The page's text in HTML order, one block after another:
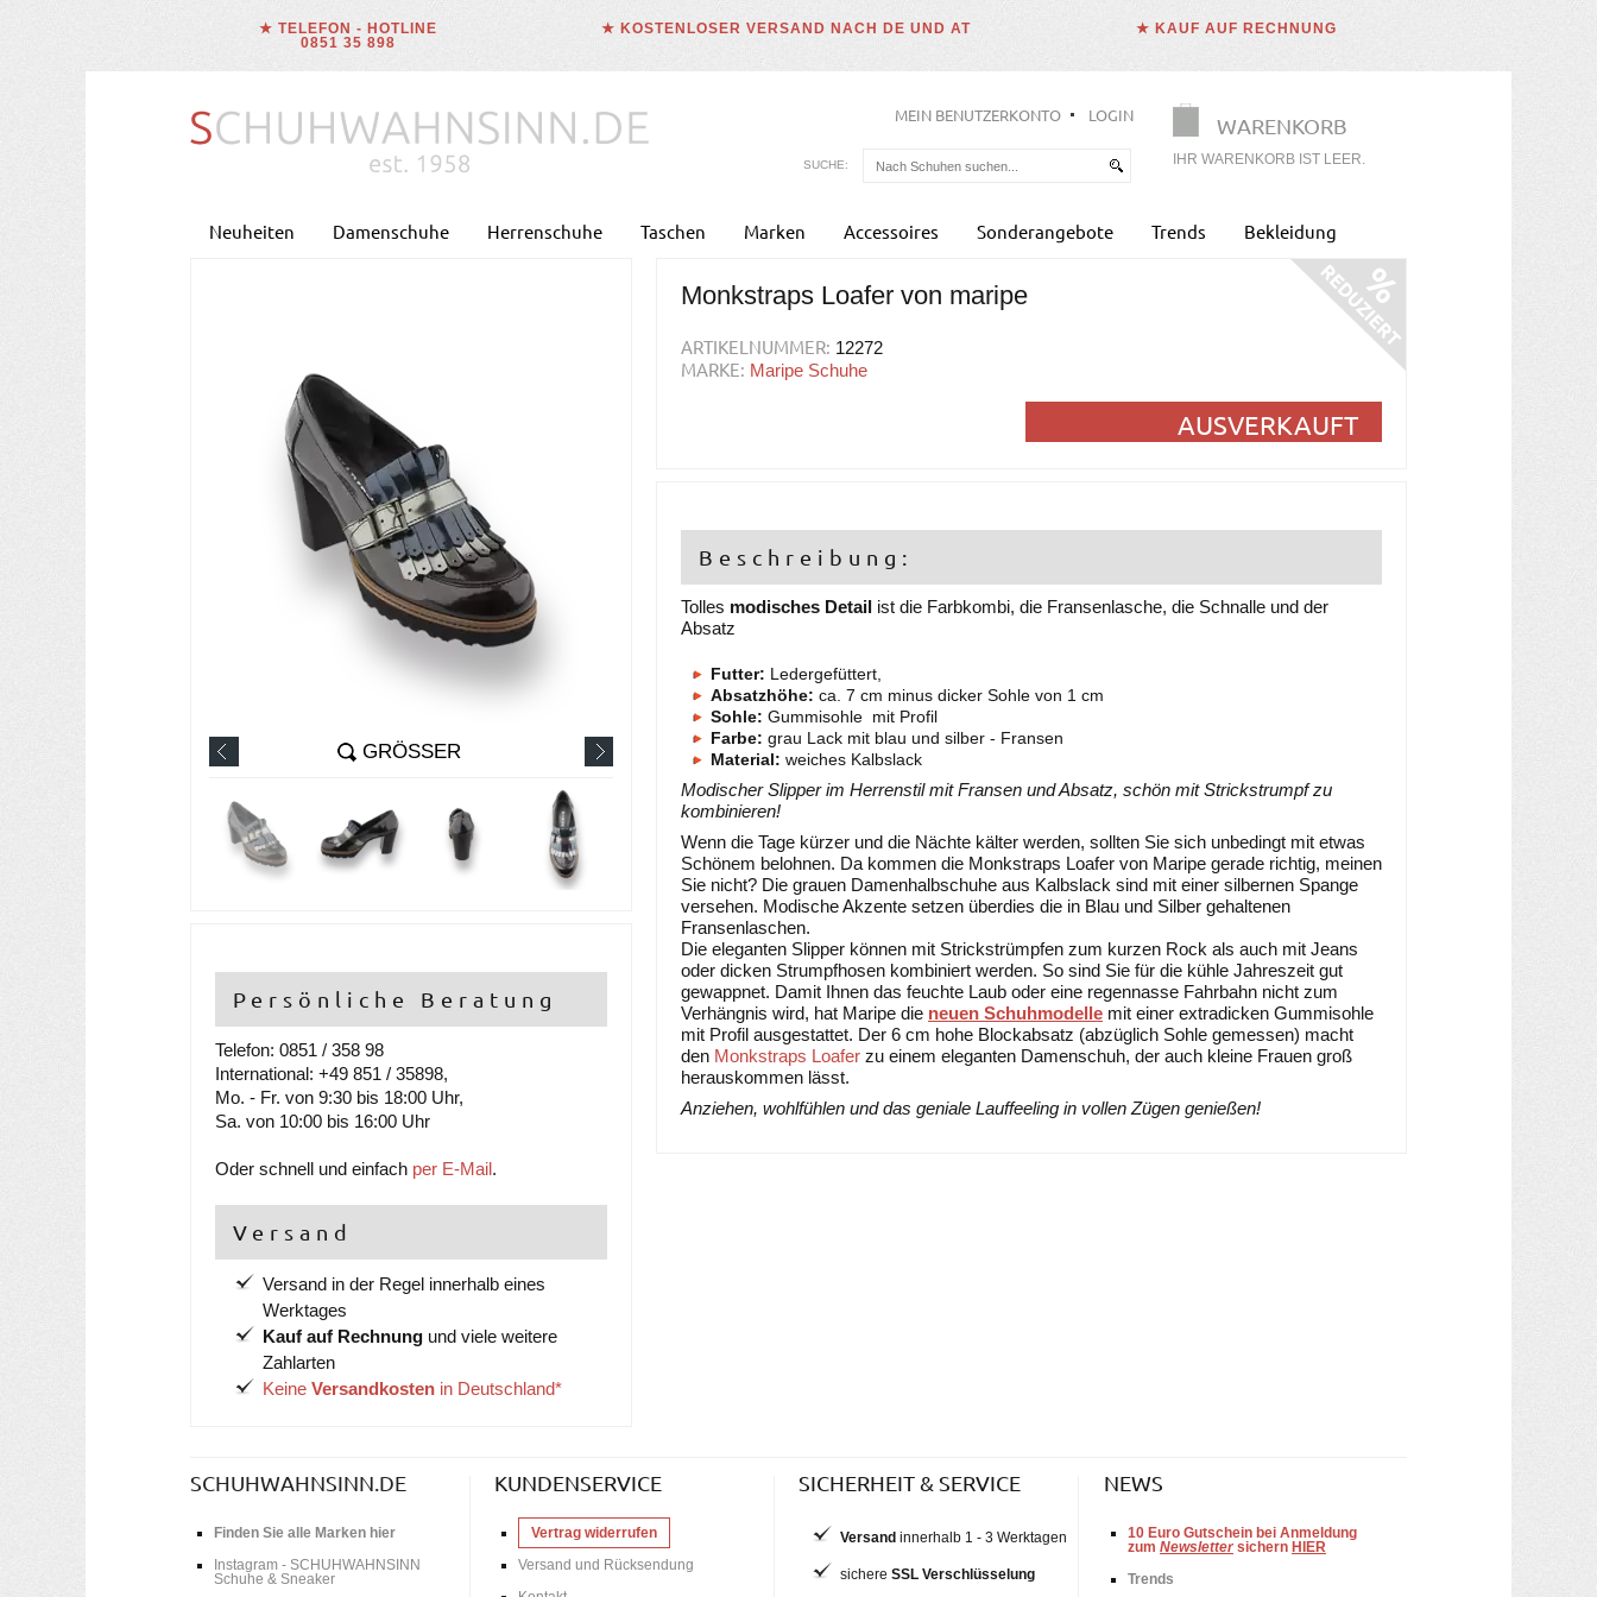
★ TELEFON - HOTLINE
0851 35 898
★ KOSTENLOSER VERSAND NACH DE UND AT ★ KAUF AUF RECHNUNG
WARENKORB
IHR WARENKORB IST LEER.
MEIN BENUTZERKONTO LOGIN
SUCHE:
Neuheiten Damenschuhe Herrenschuhe Taschen Marken Accessoires Sonderangebote Trends Bekleidung
GRÖSSER
Persönliche Beratung
Telefon: 0851 / 358 98
International: +49 851 / 35898,
Mo. - Fr. von 9:30 bis 18:00 Uhr,
Sa. von 10:00 bis 16:00 Uhr
Oder schnell und einfach per E-Mail.
Versand
Versand in der Regel innerhalb eines
Werktages
Kauf auf Rechnung und viele weitere
Zahlarten
Keine Versandkosten in Deutschland*
Monkstraps Loafer von maripe
ARTIKELNUMMER: 12272
MARKE: Maripe Schuhe
AUSVERKAUFT
Beschreibung:
Tolles modisches Detail ist die Farbkombi, die Fransenlasche, die Schnalle und der
Absatz
Futter: Ledergefüttert,
Absatzhöhe: ca. 7 cm minus dicker Sohle von 1 cm
Sohle: Gummisohle mit Profil
Farbe: grau Lack mit blau und silber - Fransen
Material: weiches Kalbslack
Modischer Slipper im Herrenstil mit Fransen und Absatz, schön mit Strickstrumpf zu
kombinieren!
Wenn die Tage kürzer und die Nächte kälter werden, sollten Sie sich unbedingt mit etwas
Schönem belohnen. Da kommen die Monkstraps Loafer von Maripe gerade richtig, meinen
Sie nicht? Die grauen Damenhalbschuhe aus Kalbslack sind mit einer silbernen Spange
versehen. Modische Akzente setzen überdies die in Blau und Silber gehaltenen
Fransenlaschen.
Die eleganten Slipper können mit Strickstrümpfen zum kurzen Rock als auch mit Jeans
oder dicken Strumpfhosen kombiniert werden. So sind Sie für die kühle Jahreszeit gut
gewappnet. Damit Ihnen das feuchte Laub oder eine regennasse Fahrbahn nicht zum
Verhängnis wird, hat Maripe die neuen Schuhmodelle mit einer extradicken Gummisohle
mit Profil ausgestattet. Der 6 cm hohe Blockabsatz (abzüglich Sohle gemessen) macht
den Monkstraps Loafer zu einem eleganten Damenschuh, der auch kleine Frauen groß
herauskommen lässt.
Anziehen, wohlfühlen und das geniale Lauffeeling in vollen Zügen genießen!
SCHUHWAHNSINN.DE
Finden Sie alle Marken hier
Instagram - SCHUHWAHNSINN
Schuhe & Sneaker
KUNDENSERVICE
Vertrag widerrufen
Versand und Rücksendung
SICHERHEIT & SERVICE
Versand innerhalb 1 - 3 Werktagen
sichere SSL Verschlüsselung
NEWS
10 Euro Gutschein bei Anmeldung
zum Newsletter sichern HIER
Trends